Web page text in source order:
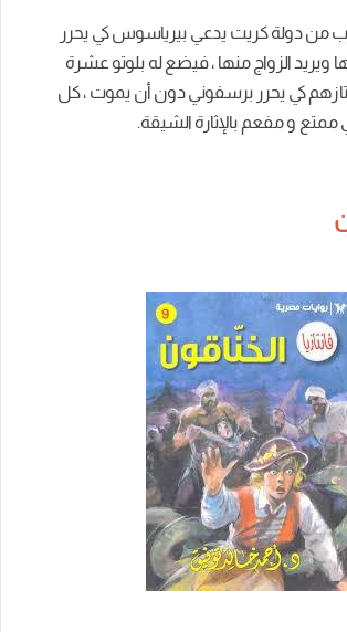
من دولة كريت يدعي بيرياسوس كي يحرر
ويريد الزواج منها ، فيضع له بلوتو عشرة
كي يحرر برسفوني دون أن يموت ، كل
و مفعم بالإثارة الشيقة.